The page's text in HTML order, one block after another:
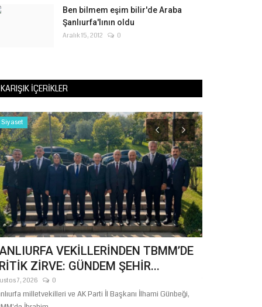
Ben bilmem eşim bilir'de Araba
Şanlıurfa'lının oldu
Aralık 15, 2012 0
KARIŞIK İÇERIKLER
Siyaset
VEKİLLERİNDEN TBMM’DE
ZİRVE: GÜNDEM ŞEHİR...
7, 2026 0
milletvekilleri ve AK Parti İl Başkanı İlhami Günbeği,